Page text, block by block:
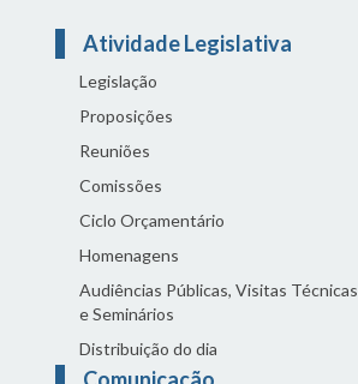
Atividade Legislativa
Legislação
Proposições
Reuniões
Comissões
Ciclo Orçamentário
Homenagens
Audiências Públicas, Visitas Técnicas
e Seminários
Distribuição do dia